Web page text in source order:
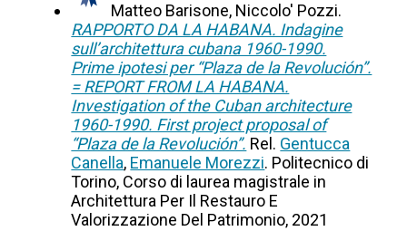
Matteo Barisone, Niccolo' Pozzi.
RAPPORTO DA LA HABANA. Indagine
sull’architettura cubana 1960-1990.
Prime ipotesi per “Plaza de la Revolución”.
= REPORT FROM LA HABANA.
Investigation of the Cuban architecture
1960-1990. First project proposal of
“Plaza de la Revolución”. Rel. Gentucca
Canella, Emanuele Morezzi. Politecnico di
Torino, Corso di laurea magistrale in
Architettura Per Il Restauro E
Valorizzazione Del Patrimonio, 2021